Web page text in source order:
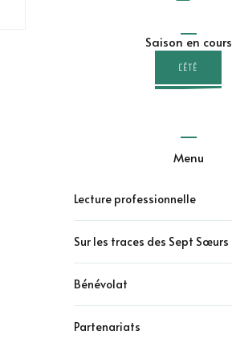
Saison en cours
L'ÉTÉ
Menu
Lecture professionnelle
Sur les traces des Sept Sœurs
Bénévolat
Partenariats